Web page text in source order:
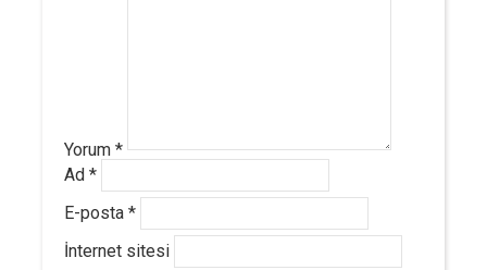
Yorum *
Ad *
E-posta *
İnternet sitesi